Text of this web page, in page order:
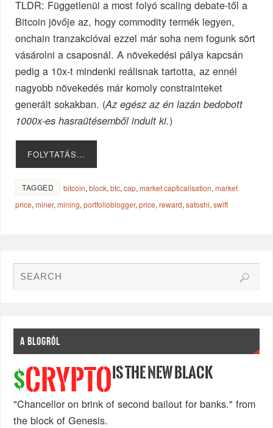
TLDR: Függetlenül a most folyó scaling debate-től a
Bitcoin jövője az, hogy commodity termék legyen,
onchain tranzakcióval ezzel már soha nem fogunk sört
vásárolni a csaposnál. A növekedési pálya kapcsán
pedig a 10x-t mindenki reálisnak tartotta, az ennél
nagyobb növekedés már komoly constrainteket
generált sokakban. (Az egész az én lazán bedobott
1000x-es hasraütésemből indult ki.)
FOLYTATÁS…
TAGGED bitcoin,block,btc,cap,market capticalisation,market
price,miner,mining,portfolioblogger,price,reward,satoshi,swift
A BLOGRÓL
$CRYPTO IS THE NEW BLACK
"Chancellor on brink of second bailout for banks." from
the block of Genesis.